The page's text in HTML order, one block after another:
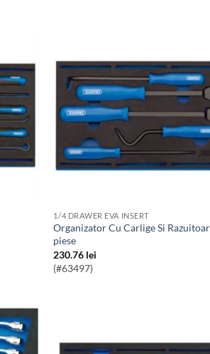
1/4 DRAWER EVA INSERT
Organizator Cu Carlige Si Razuitoare 5
piese
230.76 lei
(#63497)